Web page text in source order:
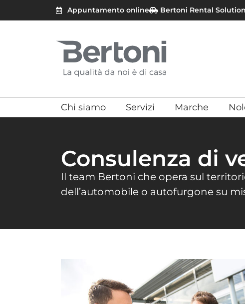
Appuntamento online Bertoni Rental Solution
Chi siamo Servizi Marche
Consulenza di
Il team Bertoni che opera sul
dell’automobile o autofurgone su